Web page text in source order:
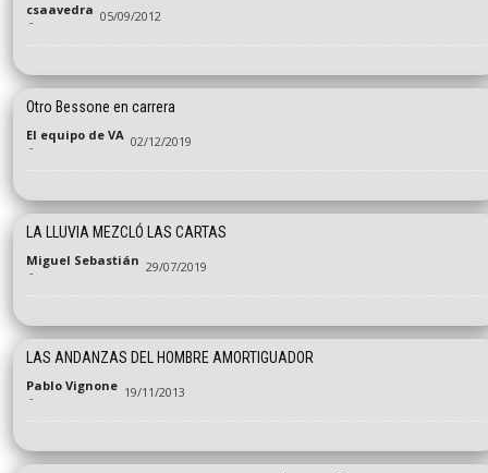
csaavedra
- 05/09/2012
Otro Bessone en carrera
El equipo de VA
- 02/12/2019
LA LLUVIA MEZCLÓ LAS CARTAS
Miguel Sebastián
- 29/07/2019
LAS ANDANZAS DEL HOMBRE AMORTIGUADOR
Pablo Vignone
- 19/11/2013